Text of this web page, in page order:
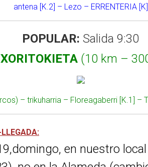
antena [K.2] – Lezo – ERRENTERIA [K]
POPULAR: Salida 9:30
(10 km –
– trikuharria – Floreagaberri [K.1] –
en nuestro